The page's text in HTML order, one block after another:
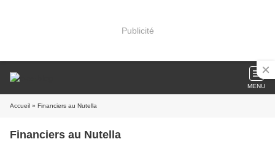
Publicité
MENU
Accueil » Financiers au Nutella
Financiers au Nutella